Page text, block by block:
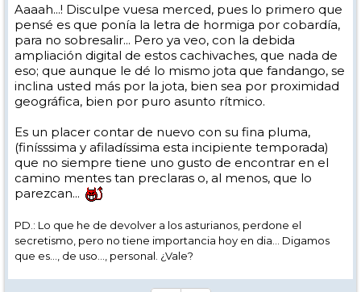
Aaaah...! Disculpe vuesa merced, pues lo primero que
pensé es que ponía la letra de hormiga por cobardía,
para no sobresalir... Pero ya veo, con la debida
ampliación digital de estos cachivaches, que nada de
eso; que aunque le dé lo mismo jota que fandango, se
inclina usted más por la jota, bien sea por proximidad
geográfica, bien por puro asunto rítmico.
Es un placer contar de nuevo con su fina pluma,
(finísssima y afiladíssima esta incipiente temporada)
que no siempre tiene uno gusto de encontrar en el
camino mentes tan preclaras o, al menos, que lo
parezcan...
PD.: Lo que he de devolver a los asturianos, perdone el
secretismo, pero no tiene importancia hoy en dia... Digamos
que es..., de uso..., personal. ¿Vale?